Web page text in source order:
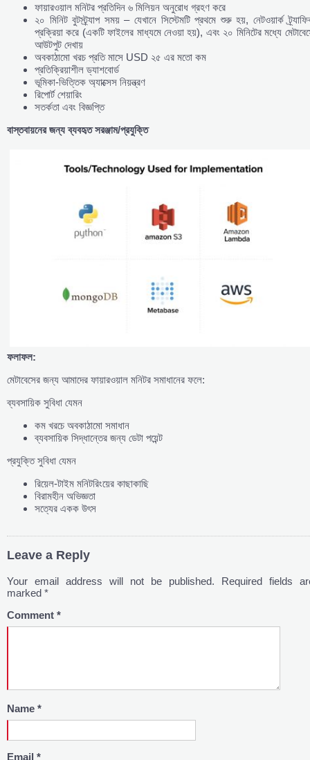
ফায়ারওয়াল মনিটর প্রতিদিন ৬ মিলিয়ন অনুরোধ গ্রহণ করে
২০ মিনিট বুটস্ট্র্যাপ সময় – যেখানে সিস্টেমটি প্রথমে শুরু হয়, নেটওয়ার্ক
প্রক্রিয়া করে (একটি ফাইলের মাধ্যমে নেওয়া হয়), এবং ২০ মিনিটের মধ্যে
আউটপুট দেখায়
অবকাঠামো খরচ প্রতি মাসে USD ২৫ এর মতো কম
প্রতিক্রিয়াশীল ড্যাশবোর্ড
ভূমিকা-ভিত্তিক অ্যাক্সেস নিয়ন্ত্রণ
রিপোর্ট শেয়ারিং
সতর্কতা এবং বিজ্ঞপ্তি
বাস্তবায়নেরজন্যব্যবহৃতসরঞ্জাম/প্রযুক্তি
ফলাফল:
মেটাবেসের জন্য আমাদের ফায়ারওয়াল মনিটর সমাধানের ফলে:
ব্যবসায়িক সুবিধা যেমন
কম খরচে অবকাঠামো সমাধান
ব্যবসায়িক সিদ্ধান্তের জন্য ডেটা পয়েন্ট
প্রযুক্তি সুবিধা যেমন
রিয়েল-টাইম মনিটরিংয়ের কাছাকাছি
বিরামহীন অভিজ্ঞতা
সত্যের একক উৎস
Leave a Reply
Your email address will not be published.
Required fields
marked *
Comment *
Name *
Email *